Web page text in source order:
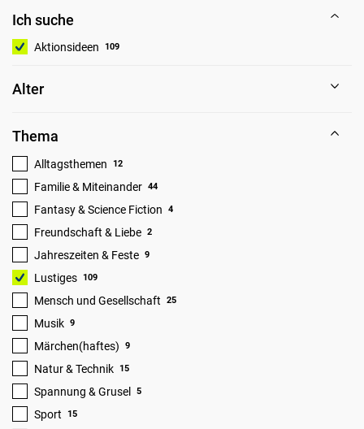
Ich suche
Aktionsideen 109
Alter
Thema
Alltagsthemen 12
Familie & Miteinander 44
Fantasy & Science Fiction 4
Freundschaft & Liebe 2
Jahreszeiten & Feste 9
Lustiges 109
Mensch und Gesellschaft 25
Musik 9
Märchen(haftes) 9
Natur & Technik 15
Spannung & Grusel 5
Sport 15